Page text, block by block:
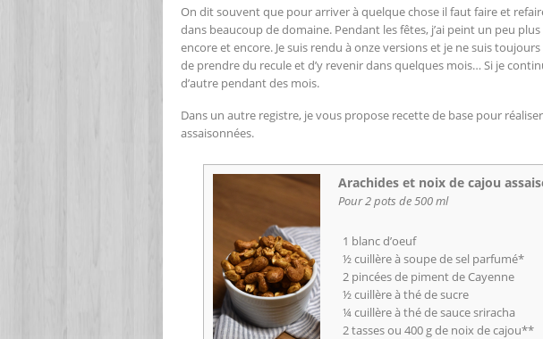
On dit souvent que pour arriver à quelque chose il faut faire et
dans beaucoup de domaine. Pendant les fêtes, j’ai peint un peu
encore et encore. Je suis rendu à onze versions et je ne suis
de prendre du recule et d’y revenir dans quelques mois… Si je
d’autre pendant des mois.
Dans un autre registre, je vous propose recette de base pour
assaisonnées.
Arachides et noix de cajou
Pour 2 pots de 500 ml
1 blanc d’oeuf
½ cuillère à soupe de sel parfumé*
2 pincées de piment de Cayenne
½ cuillère à thé de sucre
¼ cuillère à thé de sauce sriracha
2 tasses ou 400 g de noix de cajou**